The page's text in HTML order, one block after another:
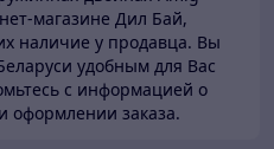
магазине Дил Бай,
наличие у продавца. Вы
удобным для Вас
с информацией о
оформлении заказа.